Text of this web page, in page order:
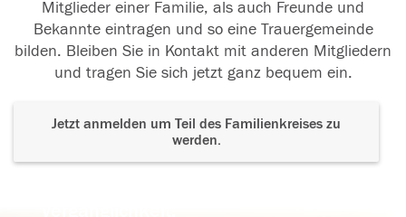
Mitglieder einer Familie, als auch Freunde und
Bekannte eintragen und so eine Trauergemeinde
bilden. Bleiben Sie in Kontakt mit anderen Mitgliedern
und tragen Sie sich jetzt ganz bequem ein.
Jetzt anmelden um Teil des Familienkreises zu
werden.